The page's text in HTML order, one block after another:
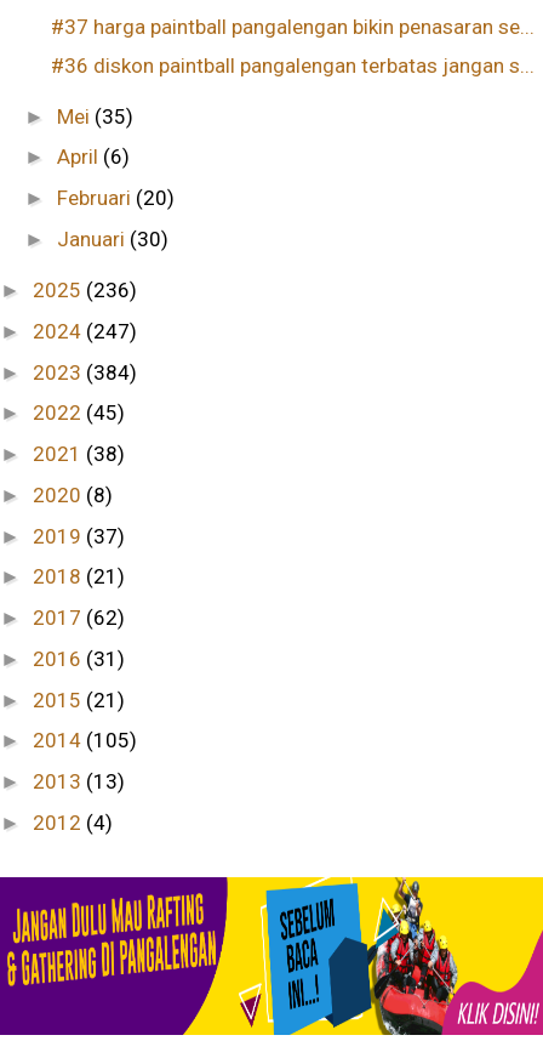
#37 harga paintball pangalengan bikin penasaran se...
#36 diskon paintball pangalengan terbatas jangan s...
► Mei (35)
►April (6)
► Februari (20)
► Januari (30)
► 2025 (236)
► 2024 (247)
► 2023 (384)
► 2022 (45)
► 2021 (38)
► 2020 (8)
► 2019 (37)
► 2018 (21)
► 2017 (62)
► 2016 (31)
► 2015 (21)
► 2014 (105)
► 2013 (13)
► 2012 (4)